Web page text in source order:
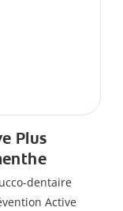
Plus
dentaire
Active